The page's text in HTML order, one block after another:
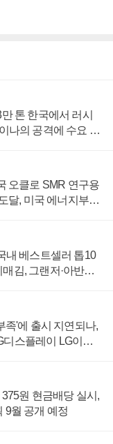
톤 한국에서 러시
나의 공격에 수요 늘
오클로 SMR 연구용
달, 미국 에너지부
내 베스트셀러 톱10
김, 그랜저·아반떼
족'에 출시 지연되나,
스플레이 LG이노
원 현금배당 실시,
9월 공개 예정